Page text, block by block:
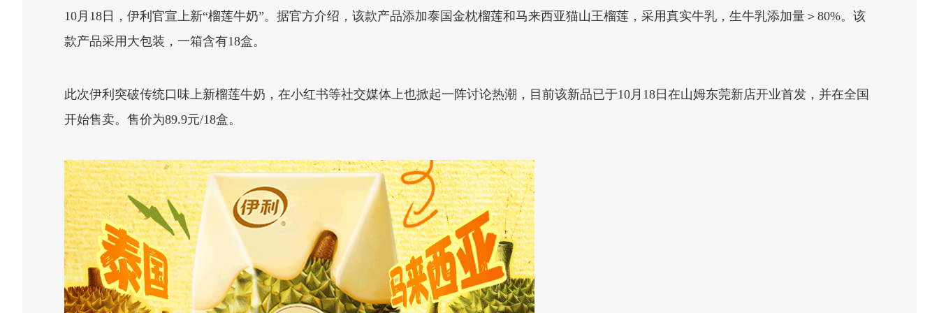
10月18日，伊利官宣上新“榴莲牛奶”。据官方介绍，该款产品添加泰国金枕榴莲和马来西亚猫山王榴莲，采用真实牛乳，生牛乳添加量＞80%。该
款产品采用大包装，一箱含有18盒。
此次伊利突破传统口味上新榴莲牛奶，在小红书等社交媒体上也掀起一阵讨论热潮，目前该新品已于10月18日在山姆东莞新店开业首发，并在全国
开始售卖。售价为89.9元/18盒。